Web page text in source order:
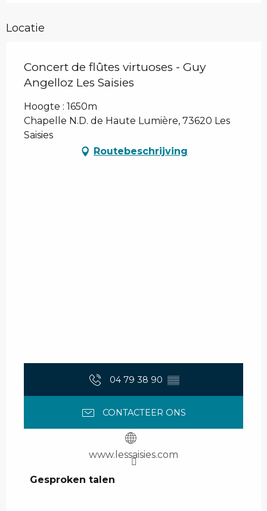
Locatie
Concert de flûtes virtuoses - Guy
Angelloz Les Saisies
Hoogte : 1650m
Chapelle N.D. de Haute Lumière, 73620 Les
Saisies
Routebeschrijving
04 79 38 90 ▒▒
CONTACTEER ONS
www.lessaisies.com
Gesproken talen
Gesproken talen